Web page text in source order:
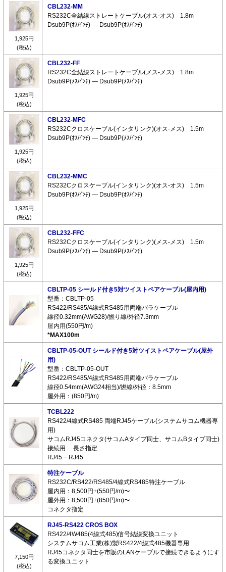
1,925円
(税込)
CBL232-MM
RS232C全結線ストレートケーブル(オス-オス) 1.8m
Dsub9P(ｵｽ/ｲﾝﾁ) ― Dsub9P(ｵｽ/ｲﾝﾁ)
1,925円
(税込)
CBL232-FF
RS232C全結線ストレートケーブル(メス-メス) 1.8m
Dsub9P(ﾒｽ/ｲﾝﾁ) ― Dsub9P(ﾒｽ/ｲﾝﾁ)
1,925円
(税込)
CBL232-MFC
RS232Cクロスケーブル(インタリンク)(オス-メス) 1.5m
Dsub9P(ｵｽ/ｲﾝﾁ) ― Dsub9P(ﾒｽ/ｲﾝﾁ)
1,925円
(税込)
CBL232-MMC
RS232Cクロスケーブル(インタリンク)(オス-オス) 1.5m
Dsub9P(ｵｽ/ｲﾝﾁ) ― Dsub9P(ｵｽ/ｲﾝﾁ)
1,925円
(税込)
CBL232-FFC
RS232Cクロスケーブル(インタリンク)(メス-メス) 1.5m
Dsub9P(ﾒｽ/ｲﾝﾁ) ― Dsub9P(ﾒｽ/ｲﾝﾁ)
CBLTP-05 シールド付き5対ツイストペアケーブル(屋内用)
型番：CBLTP-05
RS422/RS485/4線式RS485用両端バラケーブル
線径0.32mm(AWG28)/撚り線/外径7.3mm
屋内用(550円/m)
*MAX100m
CBLTP-05-OUT シールド付き5対ツイストペアケーブル(屋外
用)
型番：CBLTP-05-OUT
RS422/RS485/4線式RS485用両端バラケーブル
線径0.54mm(AWG24相当)/撚線/外径：8.5mm
屋外用：(850円/m)
TCBL222
RS422/4線式RS485 両端RJ45ケーブル(システムサコム機器専
用)
サコムRJ45コネクタ(サコムAタイプ同士、サコムBタイプ同士)
接続用 長さ指定
RJ45 − RJ45
特注ケーブル
RS232C/RS422/RS485/4線式RS485特注ケーブル
屋内用：8,500円+(550円/m)〜
屋外用：8,500円+(850円/m)〜
コネクタ指定
7,150円
(税込)
RJ45-RS422 CROS BOX
RS422/4W485(4線式485)信号結線変換ユニット
システムサコム工業(株)製RS422/4線式485機器専用
RJ45コネクタ同士を市販のLANケーブルで接続できるようにす
る変換ユニット